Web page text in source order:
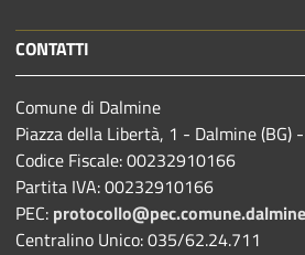
CONTATTI
Comune di Dalmine
Piazza della Libertà, 1 - Dalmine (BG)
Codice Fiscale: 00232910166
Partita IVA: 00232910166
PEC:
Centralino Unico: 035/62.24.711